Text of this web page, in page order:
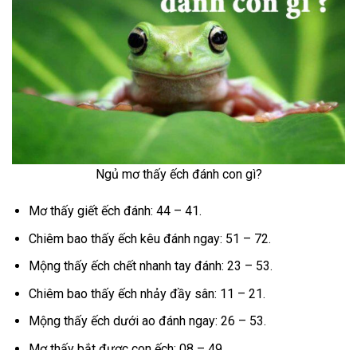
Ngủ mơ thấy ếch đánh con gì?
Mơ thấy giết ếch đánh: 44 – 41.
Chiêm bao thấy ếch kêu đánh ngay: 51 – 72.
Mộng thấy ếch chết nhanh tay đánh: 23 – 53.
Chiêm bao thấy ếch nhảy đầy sân: 11 – 21.
Mộng thấy ếch dưới ao đánh ngay: 26 – 53.